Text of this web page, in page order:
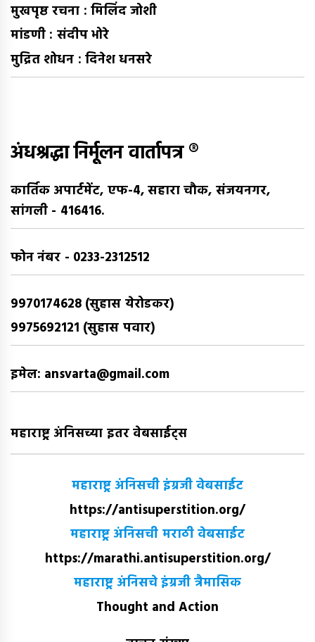
मुखपृष्ठ रचना : मिलिंद जोशी
मांडणी : संदीप भोरे
मुद्रित शोधन : दिनेश धनसरे
अंधश्रद्धा निर्मूलन वार्तापत्र ®
कार्तिक अपार्टमेंट, एफ-4, सहारा चौक, संजयनगर,
सांगली - 416416.
फोन नंबर - 0233-2312512
9970174628 (सुहास येरोडकर)
9975692121 (सुहास पवार)
इमेल: ansvarta@gmail.com
महाराष्ट्र अंनिसच्या इतर वेबसाईट्स
महाराष्ट्र अंनिसची इंग्रजी वेबसाईट
https://antisuperstition.org/
महाराष्ट्र अंनिसची मराठी वेबसाईट
https://marathi.antisuperstition.org/
महाराष्ट्र अंनिसचे इंग्रजी त्रैमासिक
Thought and Action